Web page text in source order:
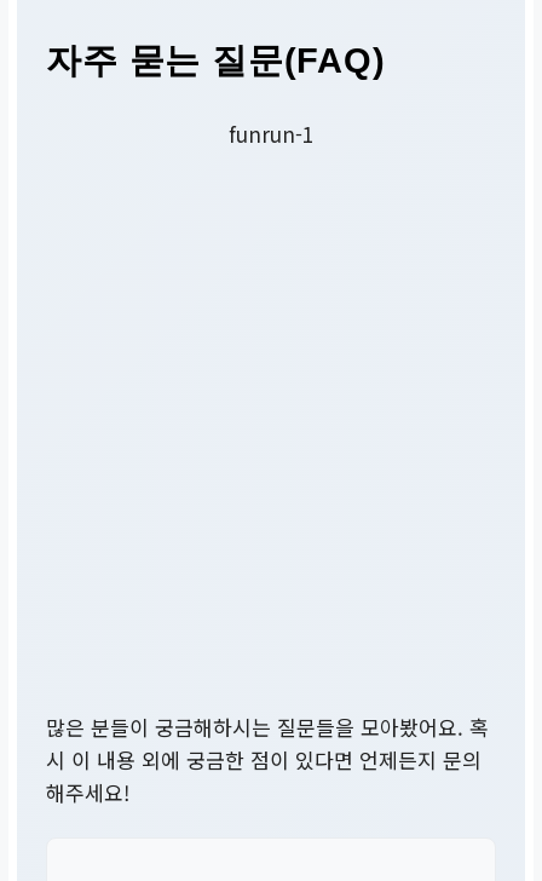
자주 묻는 질문(FAQ)
funrun-1
많은 분들이 궁금해하시는 질문들을 모아봤어요. 혹
시 이 내용 외에 궁금한 점이 있다면 언제든지 문의
해주세요!